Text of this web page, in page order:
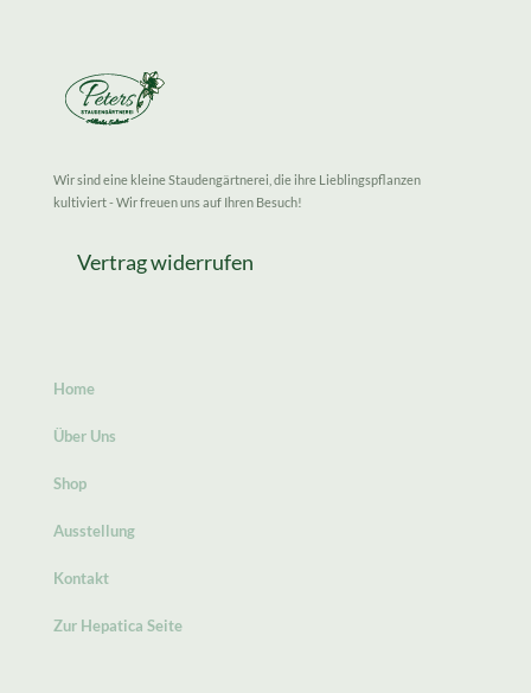
Wir sind eine kleine Staudengärtnerei, die ihre Lieblingspflanzen
kultiviert - Wir freuen uns auf Ihren Besuch!
Vertrag widerrufen
Home
Über Uns
Shop
Ausstellung
Kontakt
Zur Hepatica Seite